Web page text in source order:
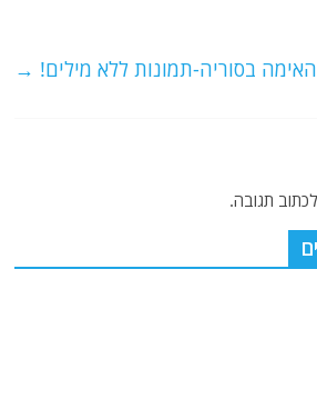
o
בסוריה-תמונות ללא מילים! →
תגובה.